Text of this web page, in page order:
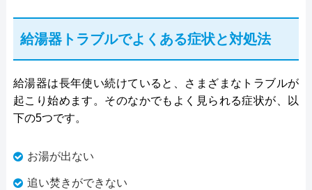
給湯器トラブルでよくある症状と対処法
給湯器は長年使い続けていると、さまざまなトラブルが
起こり始めます。そのなかでもよく見られる症状が、以
下の5つです。
お湯が出ない
追い焚きができない